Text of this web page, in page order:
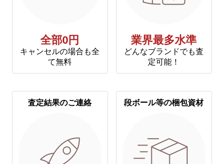
全部0円
キャンセルの場合も全
て無料
業界最多水準
どんなブランドでも査
定可能！
査定結果のご連絡 段ボール等の梱包資材